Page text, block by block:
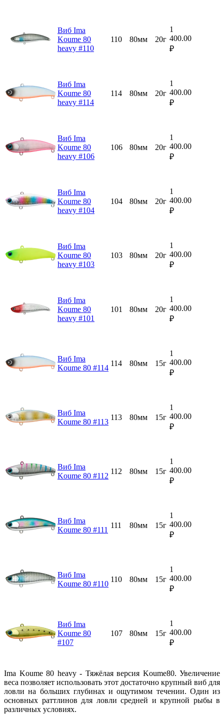
Виб Ima
Koume 80
heavy #110
110 80мм 20г
1
400.00
₽
Виб Ima
Koume 80
heavy #114
114 80мм 20г
1
400.00
₽
Виб Ima
Koume 80
heavy #106
106 80мм 20г
1
400.00
₽
Виб Ima
Koume 80
heavy #104
104 80мм 20г
1
400.00
₽
Виб Ima
Koume 80
heavy #103
103 80мм 20г
1
400.00
₽
Виб Ima
Koume 80
heavy #101
101 80мм 20г
1
400.00
₽
Виб Ima
Koume 80 #114
114 80мм 15г
1
400.00
₽
Виб Ima
Koume 80 #113
113 80мм 15г
1
400.00
₽
Виб Ima
Koume 80 #112
112 80мм 15г
1
400.00
₽
Виб Ima
Koume 80 #111
111 80мм 15г
1
400.00
₽
Виб Ima
Koume 80 #110
110 80мм 15г
1
400.00
₽
Виб Ima
Koume 80
#107
107 80мм 15г
1
400.00
₽
Ima Koume 80 heavy - Тяжёлая версия Koume80. Увеличение
веса позволяет использовать этот достаточно крупный виб для
ловли на больших глубинах и ощутимом течении. Один из
основных раттлинов для ловли средней и крупной рыбы в
различных условиях.